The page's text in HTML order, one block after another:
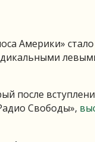
Америки»
после
Свободы»,